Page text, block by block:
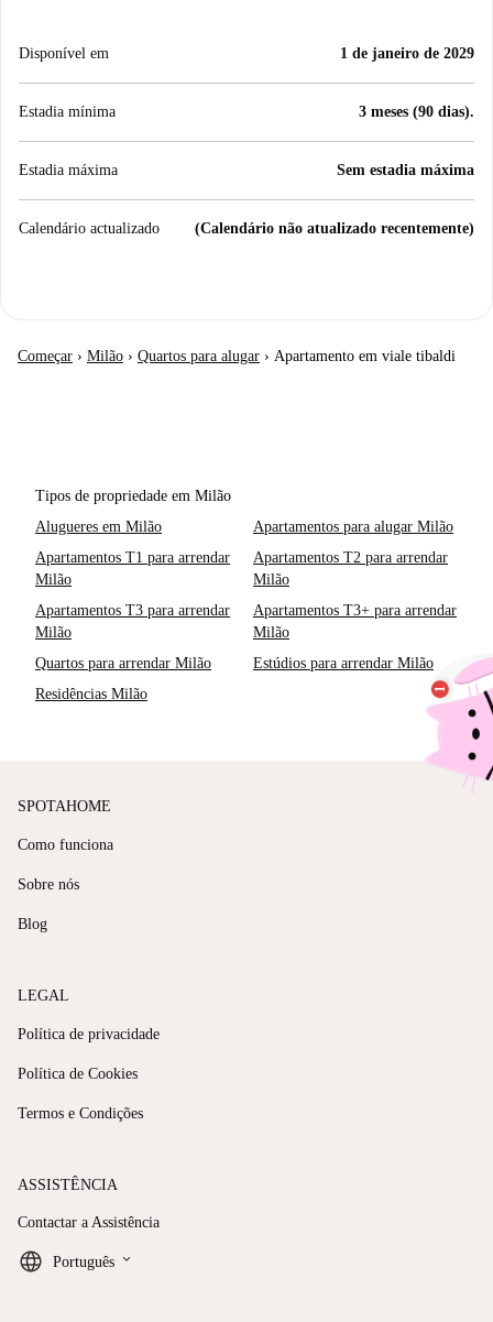
Disponível em 1 de janeiro de 2029
Estadia mínima 3 meses (90 dias).
Estadia máxima Sem estadia máxima
Calendário actualizado (Calendário não atualizado recentemente)
Começar › Milão › Quartos para alugar › Apartamento em viale tibaldi
Tipos de propriedade em Milão
Alugueres em Milão
Apartamentos para alugar Milão
Apartamentos T1 para arrendar
Milão
Apartamentos T2 para arrendar
Milão
Apartamentos T3 para arrendar
Milão
Apartamentos T3+ para arrendar
Milão
Quartos para arrendar Milão
Estúdios para arrendar Milão
Residências Milão
SPOTAHOME
Como funciona
Sobre nós
Blog
LEGAL
Política de privacidade
Política de Cookies
Termos e Condições
ASSISTÊNCIA
Contactar a Assistência
Português keyboard_arrow_down